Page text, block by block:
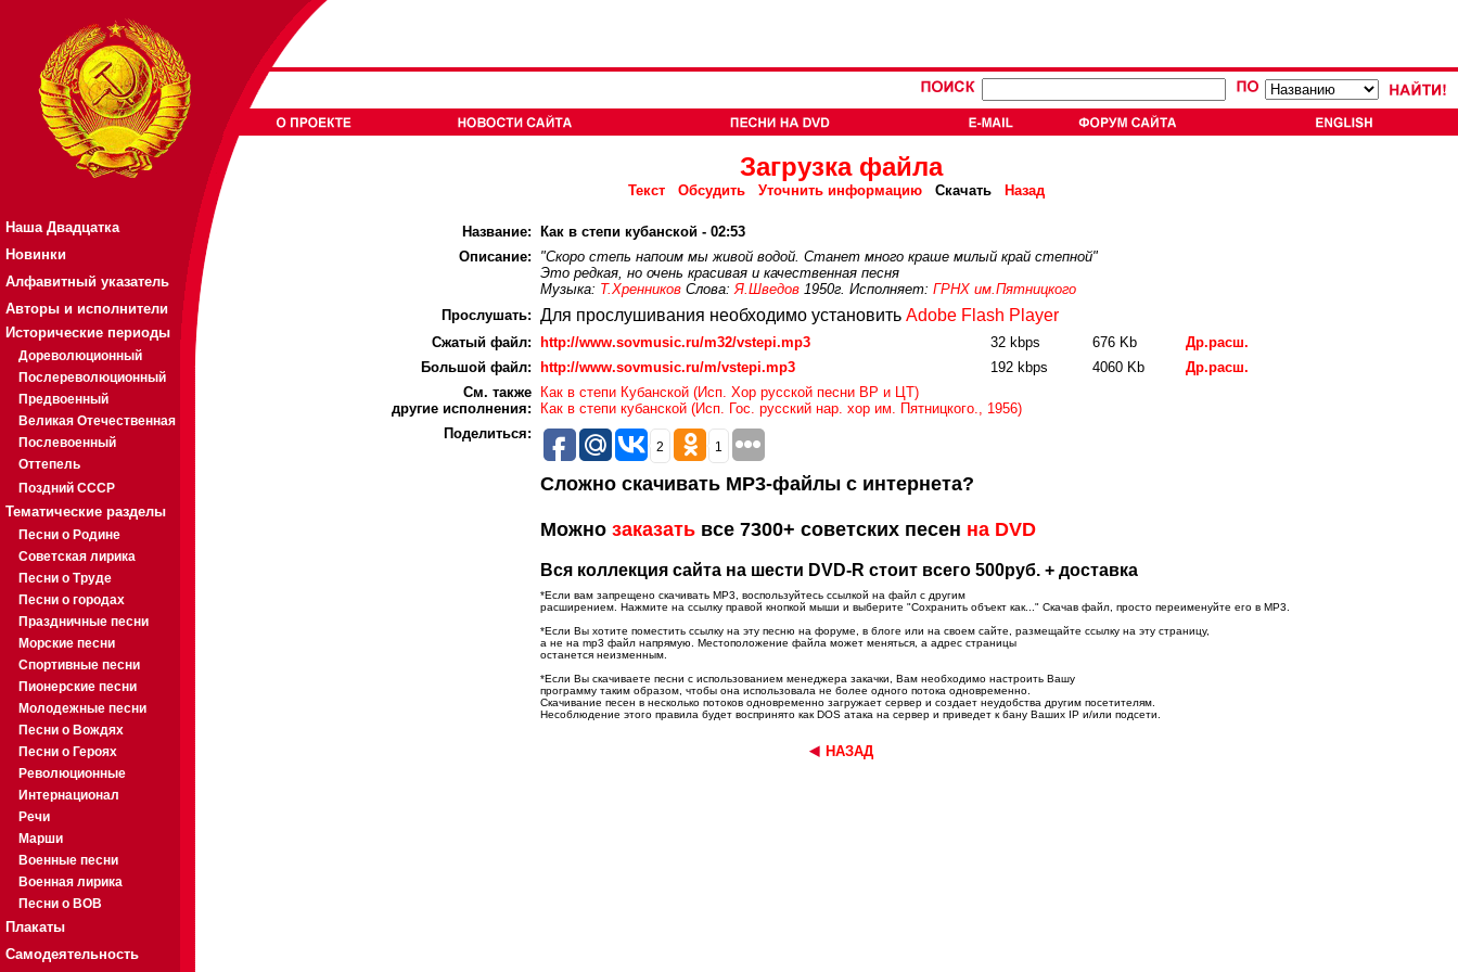
Наша Двадцатка
Новинки
Алфавитный указатель
Авторы и исполнители
Исторические периоды
Дореволюционный
Послереволюционный
Предвоенный
Великая Отечественная
Послевоенный
Оттепель
Поздний СССР
Тематические разделы
Песни о Родине
Советская лирика
Песни о Труде
Песни о городах
Праздничные песни
Морские песни
Спортивные песни
Пионерские песни
Молодежные песни
Песни о Вождях
Песни о Героях
Революционные
Интернационал
Речи
Марши
Военные песни
Военная лирика
Песни о ВОВ
Плакаты
Самодеятельность
Загрузка файла
Текст Обсудить Уточнить информацию Скачать Назад
Название:
Как в степи кубанской - 02:53
Описание:
"Скоро степь напоим мы живой водой. Станет много краше милый край степной"
Это редкая, но очень красивая и качественная песня
Музыка: Т.Хренников Слова:Я.Шведов 1950г. Исполняет: ГРНХ им.Пятницкого
Прослушать: Для прослушивания необходимо установить Adobe Flash Player
Cжатый файл: http://www.sovmusic.ru/m32/vstepi.mp3 32 kbps 676 Kb
Др.расш.
Большой файл:
http://www.sovmusic.ru/m/vstepi.mp3 192 kbps 4060 Kb
Др.расш.
См. также
другие исполнения:
Как в степи Кубанской (Исп. Хор русской песни ВР и ЦТ)
Как в степи кубанской (Исп. Гос. русский нар. хор им. Пятницкого., 1956)
Поделиться:
2 1
Сложно скачивать MP3-файлы с интернета?
Можно заказать все 7300+ советских песен на DVD
Вся коллекция сайта на шести DVD-R стоит всего 500руб. + доставка
*Если вам запрещено скачивать MP3, воспользуйтесь ссылкой на файл с другим
расширением. Нажмите на ссылку правой кнопкой мыши и выберите "Сохранить объект как..." Скачав файл, просто переименуйте его в MP3.
*Если Вы хотите поместить ссылку на эту песню на форуме, в блоге или на своем сайте, размещайте ссылку на эту страницу,
а не на mp3 файл напрямую. Местоположение файла может меняться, а адрес страницы
останется неизменным.
*Если Вы скачиваете песни с использованием менеджера закачки, Вам необходимо настроить Вашу
программу таким образом, чтобы она использовала не более одного потока одновременно.
Скачивание песен в несколько потоков одновременно загружает сервер и создает неудобства другим посетителям.
Несоблюдение этого правила будет воспринято как DOS атака на сервер и приведет к бану Ваших IP и/или подсети.
НАЗАД